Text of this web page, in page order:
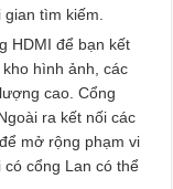
tìm kiếm.
HDMI để bạn kết
hình ảnh, các
cao. Cổng
ra kết nối các
mở rộng phạm vi
cổng Lan có thể